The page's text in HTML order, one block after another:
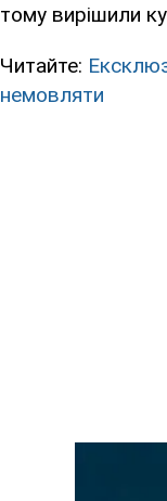
тому вирішили
Читайте:
немовляти